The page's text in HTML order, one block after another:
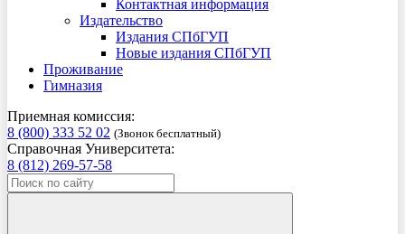
Контактная информация
Издательство
Издания СПбГУП
Новые издания СПбГУП
Проживание
Гимназия
Приемная комиссия:
8 (800) 333 52 02 (Звонок бесплатный)
Справочная Университета:
8 (812) 269-57-58